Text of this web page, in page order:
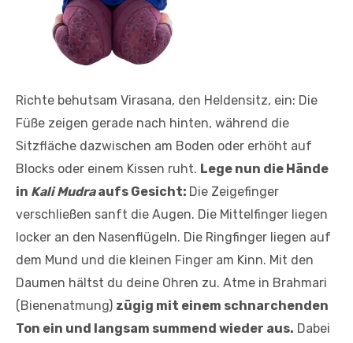
Richte behutsam Virasana, den Heldensitz, ein: Die
Füße zeigen gerade nach hinten, während die
Sitzfläche dazwischen am Boden oder erhöht auf
Blocks oder einem Kissen ruht. Lege nun die Hände
in Kali Mudraaufs Gesicht: Die Zeigefinger
verschließen sanft die Augen. Die Mittelfinger liegen
locker an den Nasenflügeln. Die Ringfinger liegen auf
dem Mund und die kleinen Finger am Kinn. Mit den
Daumen hältst du deine Ohren zu. Atme in Brahmari
(Bienenatmung) zügig mit einem schnarchenden
Ton ein und langsam summend wieder aus. Dabei